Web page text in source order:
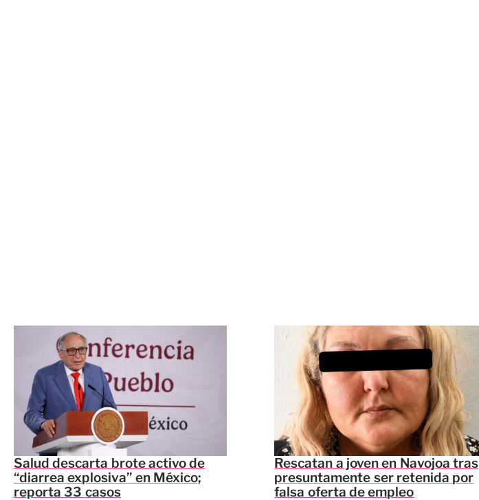
Salud descarta brote activo de
“diarrea explosiva” en México;
reporta 33 casos
Rescatan a joven en Navojoa tras
presuntamente ser retenida por
falsa oferta de empleo